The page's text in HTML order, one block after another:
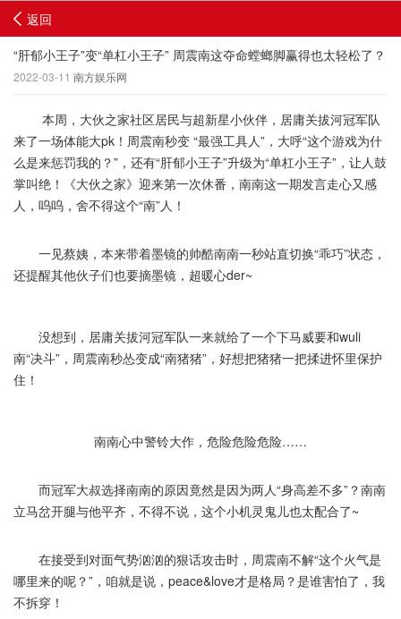
返回
“肝郁小王子”变“单杠小王子” 周震南这夺命螳螂脚赢得也太轻松了？
2022-03-11 南方娱乐网
本周，大伙之家社区居民与超新星小伙伴，居庸关拔河冠军队
来了一场体能大pk！周震南秒变 “最强工具人”，大呼“这个游戏为什
么是来惩罚我的？”，还有“肝郁小王子”升级为“单杠小王子”，让人鼓
掌叫绝！《大伙之家》迎来第一次休番，南南这一期发言走心又感
人，呜呜，舍不得这个“南”人！
一见蔡姨，本来带着墨镜的帅酷南南一秒站直切换“乖巧”状态，
还提醒其他伙子们也要摘墨镜，超暖心der~
没想到，居庸关拔河冠军队一来就给了一个下马威要和wuli
南“决斗”，周震南秒怂变成“南猪猪”，好想把猪猪一把揉进怀里保护
住！
南南心中警铃大作，危险危险危险……
而冠军大叔选择南南的原因竟然是因为两人“身高差不多”？南南
立马岔开腿与他平齐，不得不说，这个小机灵鬼儿也太配合了~
在接受到对面气势汹汹的狠话攻击时，周震南不解“这个火气是
哪里来的呢？”，咱就是说，peace&love才是格局？是谁害怕了，我
不拆穿！